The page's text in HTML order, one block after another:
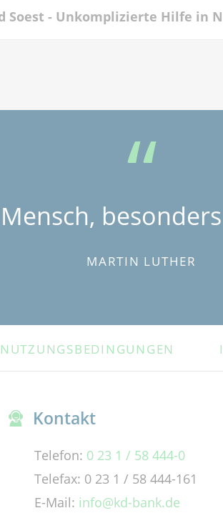
Soest - Unkomplizierte Hilfe in
MARTIN LUTHER
NUTZUNGSBEDINGUNGEN
Kontakt
Telefon: 0 23 1 / 58 444-0
Telefax: 0 23 1 / 58 444-161
E-Mail: info@kd-bank.de